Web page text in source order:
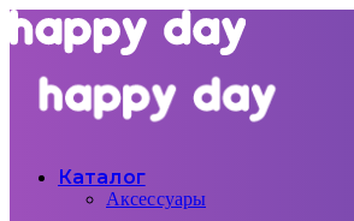
Каталог
Аксессуары